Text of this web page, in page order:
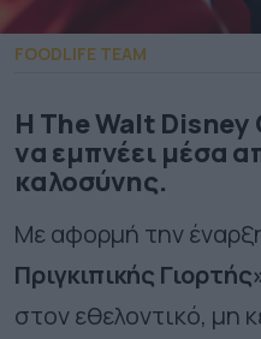
FOODLIFE TEAM
Η The Walt Disney
να εμπνέει μέσα
καλοσύνης.
Με αφορμή την
Πριγκιπικής
στον εθελοντικό, μη